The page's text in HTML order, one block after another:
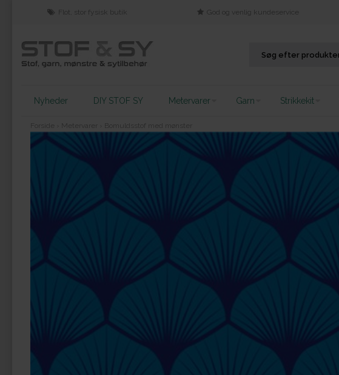
Flot, stor fysisk butik God og venlig kundeservice
Nyheder DIY STOF SY Metervarer Garn Strikkekit
Metervarer Bomuldsstof med mønster